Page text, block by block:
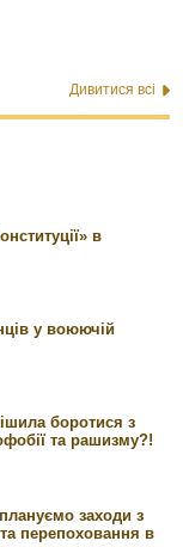
Дивитися всі
в
у воюючій
боротися з
та рашизму?!
заходи з
перепоховання в